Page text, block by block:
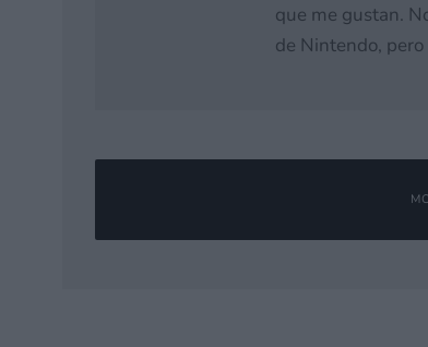
que me gustan.
de Nintendo,